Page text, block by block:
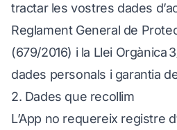
tractar les vostres dades
Reglament General de
(679/2016) i la Llei Orgànica
dades personals i garantia
2. Dades que recollim
L’App no requereix registre